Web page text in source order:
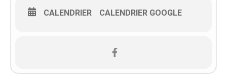
CALENDRIER CALENDRIER GOOGLE